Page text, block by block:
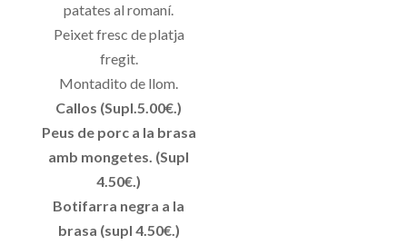
patates al romaní.
Peixet fresc de platja
fregit.
Montadito de llom.
Callos (Supl.5.00€.)
Peus de porc a la brasa
amb mongetes. (Supl
4.50€.)
Botifarra negra a la
brasa (supl 4.50€.)